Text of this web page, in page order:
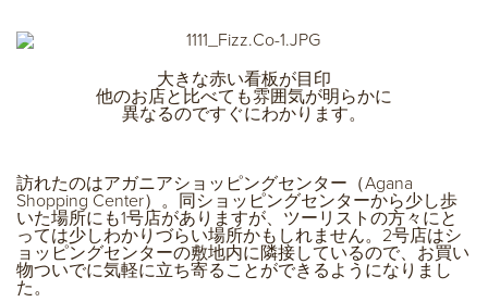
大きな赤い看板が目印
他のお店と比べても雰囲気が明らかに
異なるのですぐにわかります。
訪れたのはアガニアショッピングセンター（Agana
Shopping Center）。同ショッピングセンターから少し歩
いた場所にも1号店がありますが、ツーリストの方々にと
っては少しわかりづらい場所かもしれません。2号店はシ
ョッピングセンターの敷地内に隣接しているので、お買い
物ついでに気軽に立ち寄ることができるようになりまし
た。